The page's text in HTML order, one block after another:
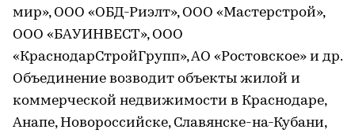
мир», ООО «ОБД-Риэлт», ООО «Мастерстрой»,
ООО «БАУИНВЕСТ», ООО
«КраснодарСтройГрупп», АО «Ростовское» и др.
Объединение возводит объекты жилой и
коммерческой недвижимости в Краснодаре,
Анапе, Новороссийске, Славянске-на-Кубани,